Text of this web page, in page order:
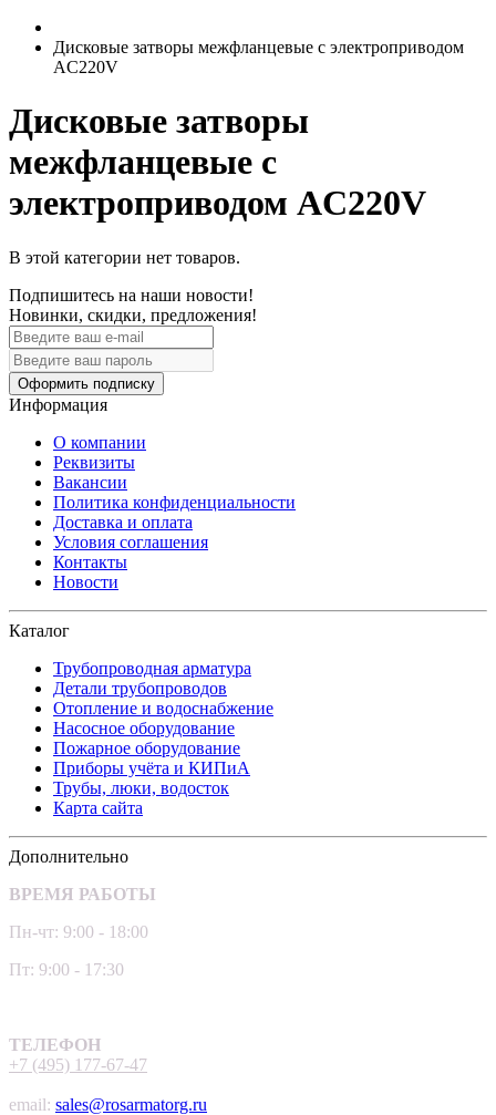
Дисковые затворы межфланцевые с электроприводом
AC220V
Дисковые затворы
межфланцевые с
электроприводом AC220V
В этой категории нет товаров.
Подпишитесь на наши новости!
Новинки, скидки, предложения!
Оформить подписку
Информация
О компании
Реквизиты
Вакансии
Политика конфиденциальности
Доставка и оплата
Условия соглашения
Контакты
Новости
Каталог
Трубопроводная арматура
Детали трубопроводов
Отопление и водоснабжение
Насосное оборудование
Пожарное оборудование
Приборы учёта и КИПиА
Трубы, люки, водосток
Карта сайта
Дополнительно
ВРЕМЯ РАБОТЫ
Пн-чт: 9:00 - 18:00
Пт: 9:00 - 17:30
ТЕЛЕФОН
+7 (495) 177-67-47
email: sales@rosarmatorg.ru